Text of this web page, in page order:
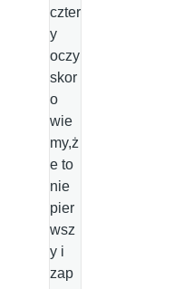
czter
y
oczy
skor
o
wie
my,ż
e to
nie
pier
wsz
y i
zap